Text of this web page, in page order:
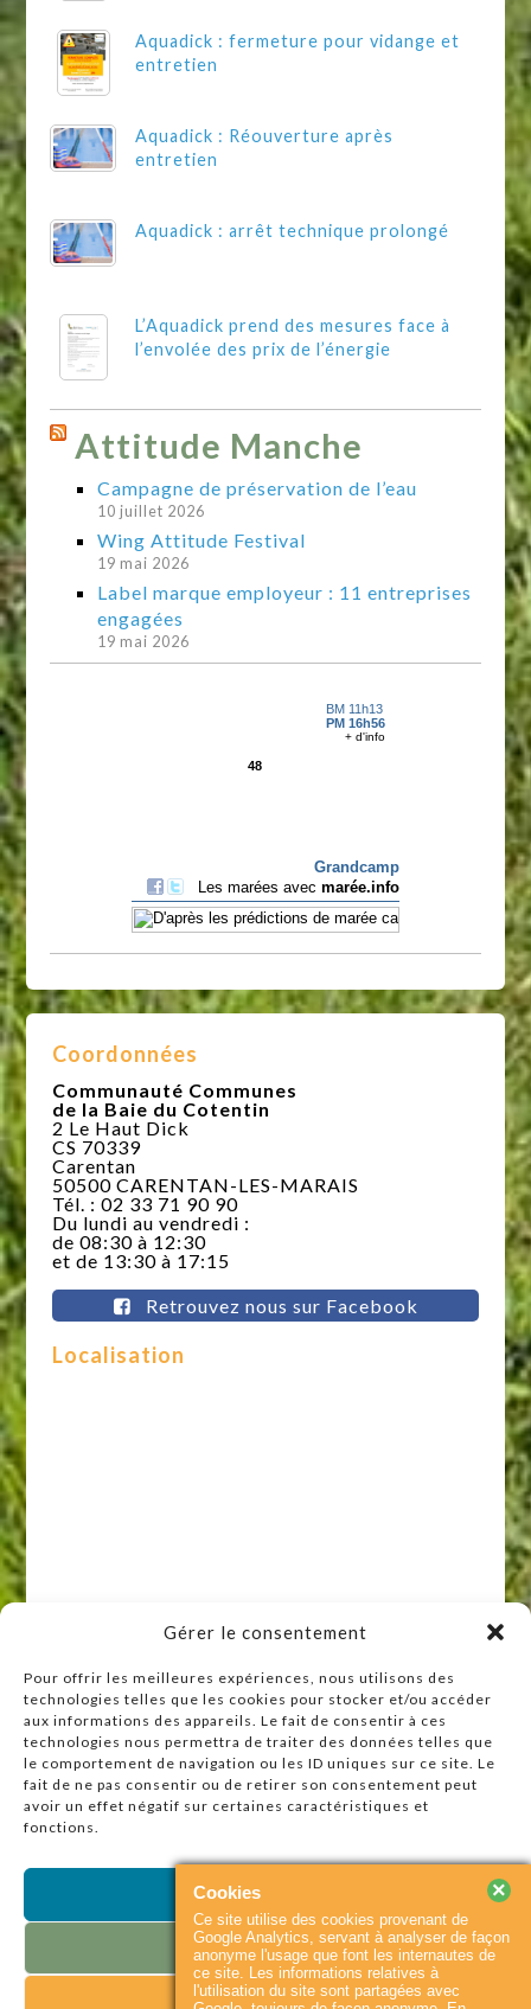
Gérer le consentement
Pour offrir les meilleures expériences, nous utilisons des
technologies telles que les cookies pour stocker et/ou accéder
aux informations des appareils. Le fait de consentir à ces
technologies nous permettra de traiter des données telles que
le comportement de navigation ou les ID uniques sur ce site. Le
fait de ne pas consentir ou de retirer son consentement peut
avoir un effet négatif sur certaines caractéristiques et
fonctions.
Accepter
Refuser
Voir les préférences
Aquadick : fermeture pour vidange et
entretien
Aquadick : Réouverture après
entretien
Aquadick : arrêt technique prolongé
L’Aquadick prend des mesures face à
l’envolée des prix de l’énergie
Attitude Manche
Campagne de préservation de l’eau
10 juillet 2026
Wing Attitude Festival
19 mai 2026
Label marque employeur : 11 entreprises
engagées
19 mai 2026
Coordonnées
Communauté Communes
de la Baie du Cotentin
2 Le Haut Dick
CS 70339
Carentan
50500 CARENTAN-LES-MARAIS
Tél. : 02 33 71 90 90
Du lundi au vendredi :
de 08:30 à 12:30
et de 13:30 à 17:15
Retrouvez nous sur Facebook
Localisation
Raccourcis
Accueil
Actualités
Agenda
Plan du site
Cookies
Ce site utilise des cookies provenant de
Google Analytics, servant à analyser de façon
anonyme l'usage que font les internautes de
ce site. Les informations relatives à
l'utilisation du site sont partagées avec
×